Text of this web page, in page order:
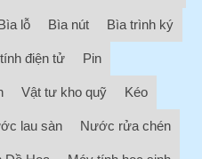
lỗ Bìa nút Bìa trình ký
điện tử Pin
Vật tư kho quỹ Kéo
lau sàn Nước rửa chén